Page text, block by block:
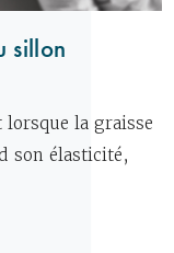
sillon
lorsque la graisse
son élasticité,